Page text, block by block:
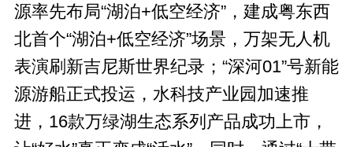
源率先布局“湖泊+低空经济”，建成粤东西
北首个“湖泊+低空经济”场景，万架无人机
表演刷新吉尼斯世界纪录；“深河01”号新能
源游船正式投运，水科技产业园加速推
进，16款万绿湖生态系列产品成功上市，